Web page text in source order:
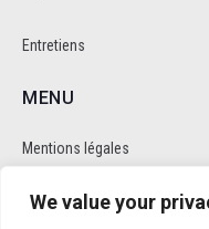
We value your
Entretiens
MENU
Mentions légales
Politique de cookie et de